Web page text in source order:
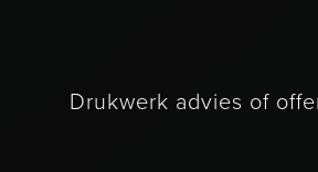
Drukwerk advies of